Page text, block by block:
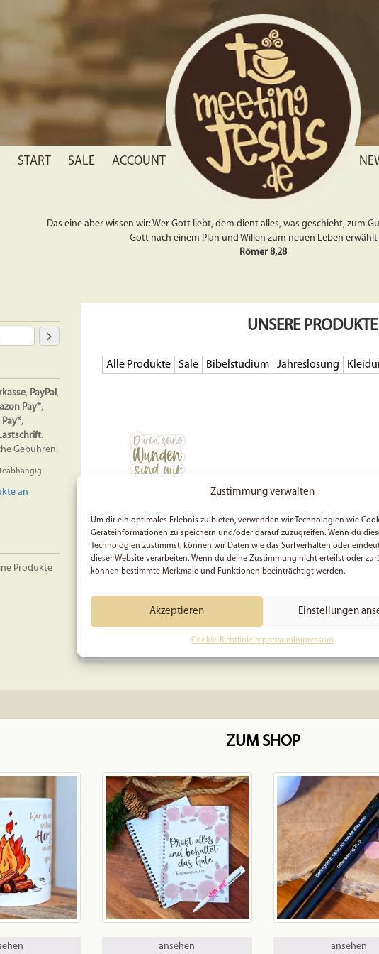
Zustimmung verwalten
Um dir ein optimales Erlebnis zu bieten, verwenden wir Technologien wie
Geräteinformationen zu speichern und/oder darauf zuzugreifen. Wenn du
Technologien zustimmst, können wir Daten wie das Surfverhalten oder
dieser Website verarbeiten. Wenn du deine Zustimmung nicht erteilst oder
können bestimmte Merkmale und Funktionen beeinträchtigt werden.
Akzeptieren Einstellungen
Cookie-Richtlinie Impressum Impressum
START SALE ACCOUNT
Das eine aber wissen wir: Wer Gott liebt, dem dient alles, was geschieht, zum
Gott nach einem Plan und Willen zum neuen Leben
Römer 8,28
, PayPal,
Pay*,
,
.
Gebühren.
an
Produkte
UNSERE
Alle Produkte Sale Bibelstudium Jahreslosung
5x Durch seine Wunden
sind wir geheilt, Jesaja 53,
5 – Sticker
In den Warenkorb
ZUM SHOP
ansehen ansehen